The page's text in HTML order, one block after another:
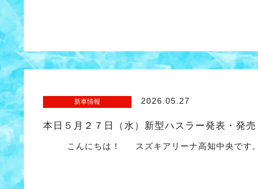
新車情報 2026.05.27
本日５月２７日（水）新型ハスラー発表・発売
こんにちは！ スズキアリーナ高知中央です